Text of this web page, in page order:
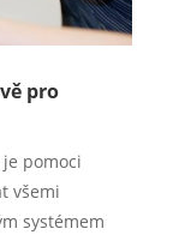
pro
pomoci
všemi
systémem